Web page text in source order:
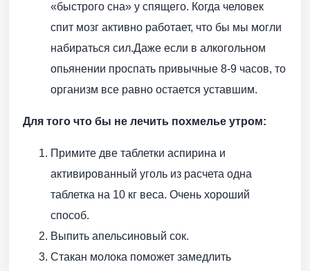
«быстрого сна» у спящего. Когда человек
спит мозг активно работает, что бы мы могли
набираться сил.Даже если в алкогольном
опьянении проспать привычные 8-9 часов, то
организм все равно остается уставшим.
Для того что бы не лечить похмелье утром:
Примите две таблетки аспирина и
активированный уголь из расчета одна
таблетка на 10 кг веса. Очень хороший
способ.
Выпить апельсиновый сок.
Стакан молока поможет замедлить